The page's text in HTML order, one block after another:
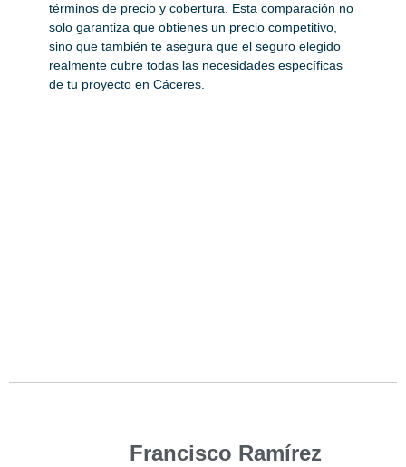
términos de precio y cobertura. Esta comparación no
solo garantiza que obtienes un precio competitivo,
sino que también te asegura que el seguro elegido
realmente cubre todas las necesidades específicas
de tu proyecto en Cáceres.
Francisco Ramírez